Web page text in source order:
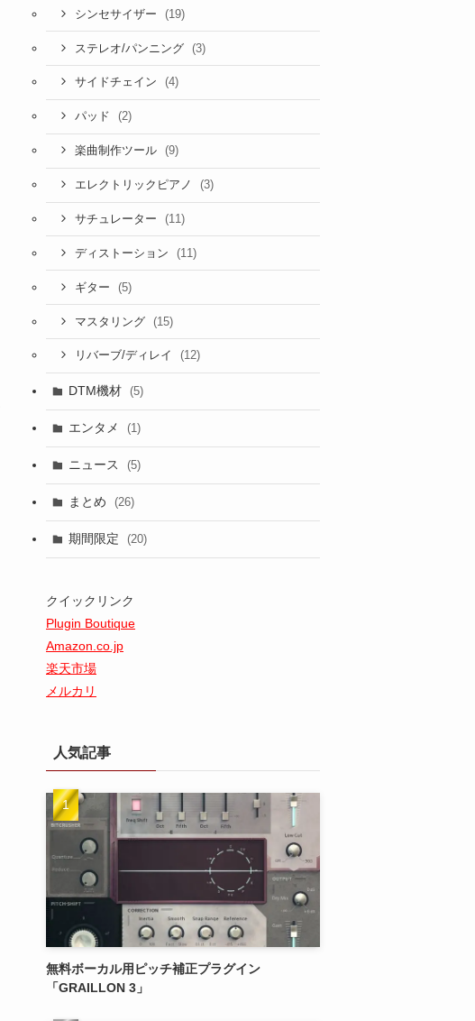
シンセサイザー (19)
ステレオ/パンニング (3)
サイドチェイン (4)
パッド (2)
楽曲制作ツール (9)
エレクトリックピアノ (3)
サチュレーター (11)
ディストーション (11)
ギター (5)
マスタリング (15)
リバーブ/ディレイ (12)
DTM機材 (5)
エンタメ (1)
ニュース (5)
まとめ (26)
期間限定 (20)
クイックリンク
Plugin Boutique
Amazon.co.jp
楽天市場
メルカリ
人気記事
無料ボーカル用ピッチ補正プラグイン
「GRAILLON 3」